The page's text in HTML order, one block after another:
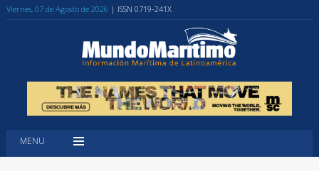
Viernes, 07 de Agosto de 2026 | ISSN 0719-241X
MENU